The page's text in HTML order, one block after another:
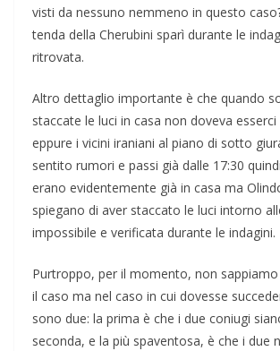
visti da nessuno nemmeno in questo
tenda della Cherubini sparì durante le
ritrovata.
Altro dettaglio importante è che quando
staccate le luci in casa non doveva
eppure i vicini iraniani al piano di sotto
sentito rumori e passi già dalle 17:30
erano evidentemente già in casa ma
spiegano di aver staccato le luci intorno
impossibile e verificata durante le indagini.
Purtroppo, per il momento, non
il caso ma nel caso in cui dovesse
sono due: la prima è che i due coniugi
seconda, e la più spaventosa, è che i due